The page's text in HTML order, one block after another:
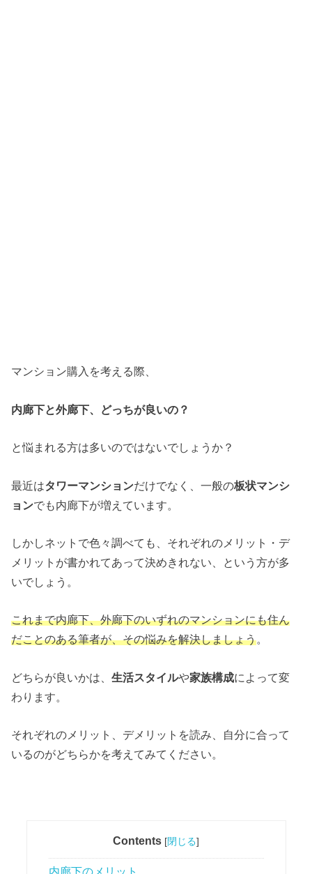
マンション購入を考える際、
内廊下と外廊下、どっちが良いの？
と悩まれる方は多いのではないでしょうか？
最近はタワーマンションだけでなく、一般の板状マンシ
ョンでも内廊下が増えています。
しかしネットで色々調べても、それぞれのメリット・デ
メリットが書かれてあって決めきれない、という方が多
いでしょう。
これまで内廊下、外廊下のいずれのマンションにも住ん
だことのある筆者が、その悩みを解決しましょう。
どちらが良いかは、生活スタイルや家族構成によって変
わります。
それぞれのメリット、デメリットを読み、自分に合って
いるのがどちらかを考えてみてください。
Contents [閉じる]